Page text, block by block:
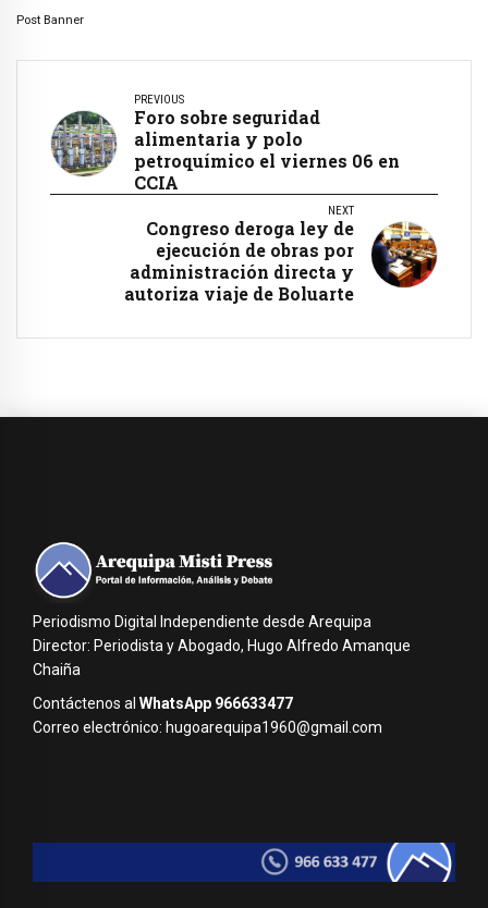
Post Banner
PREVIOUS
Foro sobre seguridad
alimentaria y polo
petroquímico el viernes 06 en
CCIA
NEXT
Congreso deroga ley de
ejecución de obras por
administración directa y
autoriza viaje de Boluarte
Periodismo Digital Independiente desde Arequipa
Director: Periodista y Abogado, Hugo Alfredo Amanque
Chaiña
Contáctenos al WhatsApp 966633477
Correo electrónico: hugoarequipa1960@gmail.com